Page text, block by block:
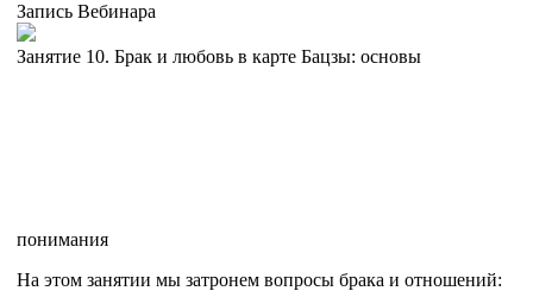
Запись Вебинара
Занятие 10. Брак и любовь в карте Бацзы: основы
понимания
На этом занятии мы затронем вопросы брака и отношений: